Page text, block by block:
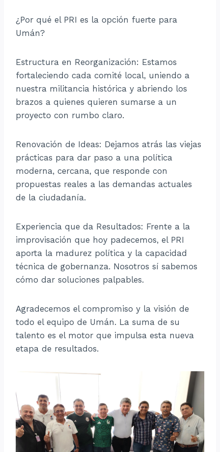
¿Por qué el PRI es la opción fuerte para
Umán?
Estructura en Reorganización: Estamos
fortaleciendo cada comité local, uniendo a
nuestra militancia histórica y abriendo los
brazos a quienes quieren sumarse a un
proyecto con rumbo claro.
Renovación de Ideas: Dejamos atrás las viejas
prácticas para dar paso a una política
moderna, cercana, que responde con
propuestas reales a las demandas actuales
de la ciudadanía.
Experiencia que da Resultados: Frente a la
improvisación que hoy padecemos, el PRI
aporta la madurez política y la capacidad
técnica de gobernanza. Nosotros sí sabemos
cómo dar soluciones palpables.
Agradecemos el compromiso y la visión de
todo el equipo de Umán. La suma de su
talento es el motor que impulsa esta nueva
etapa de resultados.